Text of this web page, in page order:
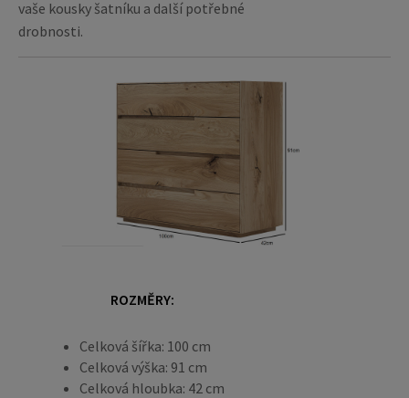
vaše kousky šatníku a další potřebné
drobnosti.
ROZMĚRY:
Celková šířka: 100 cm
Celková výška: 91 cm
Celková hloubka: 42 cm